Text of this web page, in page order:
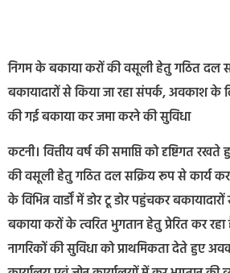
निगम के बकाया करों की वसूली हेतु गठित दल
बकायादारों से किया जा रहा संपर्क, अवकाश के
की गई बकाया कर जमा करने की सुविधा
कटनी। वित्तीय वर्ष की समाप्ति को दृष्टिगत
की वसूली हेतु गठित दल सक्रिय रूप से कार्य
के विभिन्न वार्डों में डोर टू डोर पहुंचकर
बकाया करों के त्वरित भुगतान हेतु प्रेरित कर रहा
नागरिकों की सुविधा को प्राथमिकता देते हुए